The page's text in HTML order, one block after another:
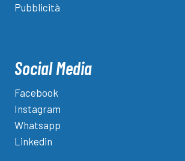
Pubblicità
Social Media
Facebook
Instagram
Whatsapp
Linkedin